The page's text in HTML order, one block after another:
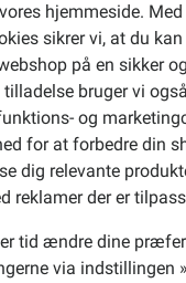
hjemmeside.
sikrer vi, at du
på en sikker
bruger vi også
og
for at forbedre din
dig relevante
reklamer der er
tid ændre dine
via indstillingen
blødt fyld indeni
g